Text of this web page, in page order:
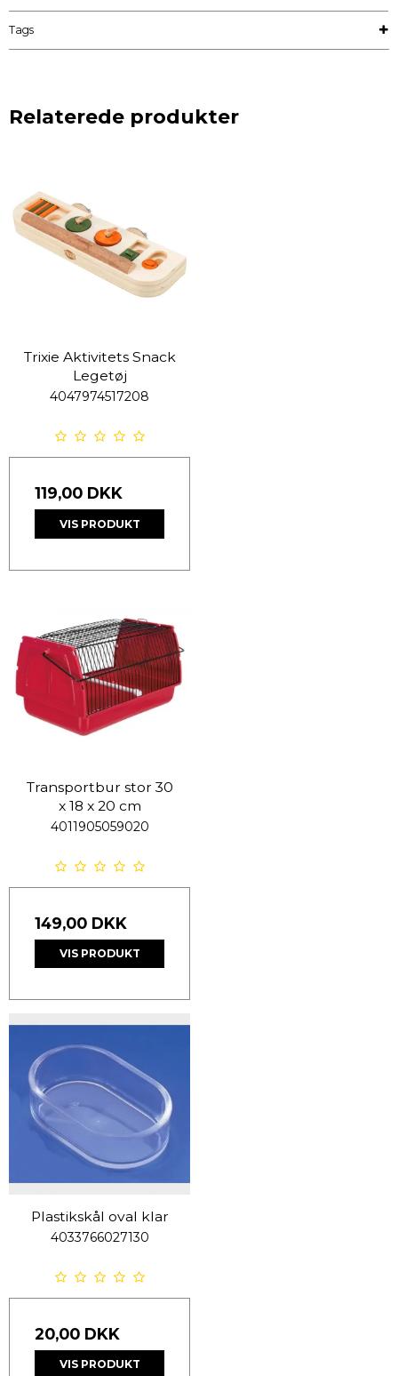
Tags
Relaterede produkter
Trixie Aktivitets Snack
Legetøj
4047974517208
119,00 DKK
VIS PRODUKT
Transportbur stor 30
x 18 x 20 cm
4011905059020
149,00 DKK
VIS PRODUKT
Plastikskål oval klar
4033766027130
20,00 DKK
VIS PRODUKT